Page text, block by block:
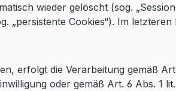
wieder gelöscht (sog.
„persistente Cookies“). Im letzteren
erfolgt die Verarbeitung gemäß
oder gemäß Art. 6 Abs. 1